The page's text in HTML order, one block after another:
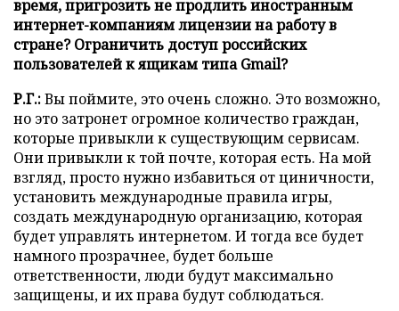
время, пригрозить не продлить иностранным
интернет-компаниям лицензии на работу в
стране? Ограничить доступ российских
пользователей к ящикам типа Gmail?
Р.Г.:Вы поймите, это очень сложно. Это возможно,
но это затронет огромное количество граждан,
которые привыкли к существующим сервисам.
Они привыкли к той почте, которая есть. На мой
взгляд, просто нужно избавиться от циничности,
установить международные правила игры,
создать международную организацию, которая
будет управлять интернетом. И тогда все будет
намного прозрачнее, будет больше
ответственности, люди будут максимально
защищены, и их права будут соблюдаться.